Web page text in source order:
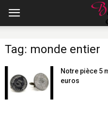
Tag: monde entier
Notre pièce 5
euros